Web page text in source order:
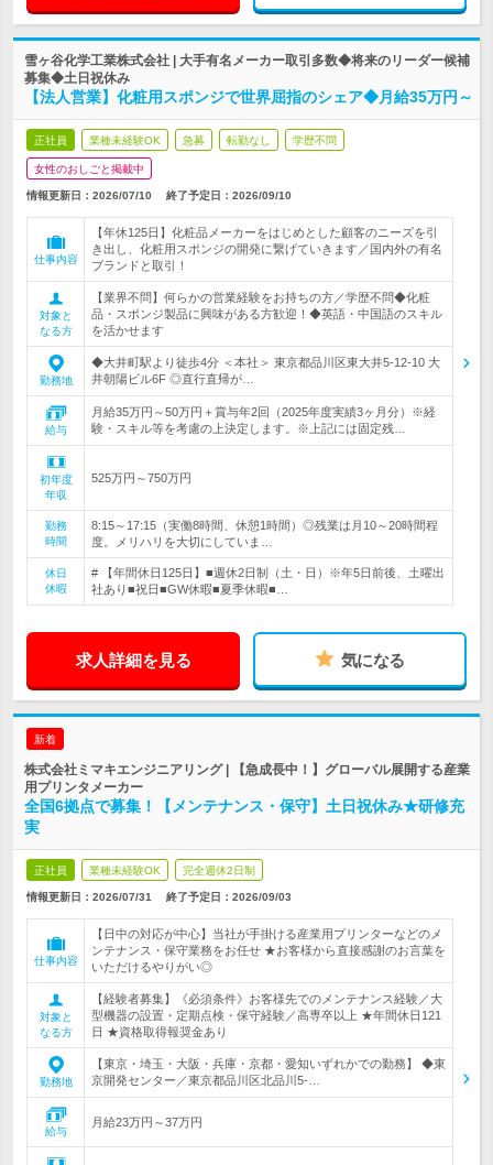
雪ヶ谷化学工業株式会社 | 大手有名メーカー取引多数◆将来のリーダー候補
募集◆土日祝休み
【法人営業】化粧用スポンジで世界屈指のシェア◆月給35万円～
正社員 業種未経験OK 急募 転勤なし 学歴不問
女性のおしごと掲載中
情報更新日：2026/07/10 終了予定日： 2026/09/10
仕事内容
【年休125日】化粧品メーカーをはじめとした顧客のニーズを引
き出し、化粧用スポンジの開発に繋げていきます／国内外の有名
ブランドと取引！
対象と
なる方
【業界不問】何らかの営業経験をお持ちの方／学歴不問◆化粧
品・スポンジ製品に興味がある方歓迎！◆英語・中国語のスキル
を活かせます
勤務地
◆大井町駅より徒歩4分 ＜本社＞ 東京都品川区東大井5-12-10 大
井朝陽ビル6F ◎直行直帰が…
給与
月給35万円～50万円＋賞与年2回（2025年度実績3ヶ月分）※経
験・スキル等を考慮の上決定します。※上記には固定残…
初年度
年収
525万円～750万円
勤務
時間
8:15～17:15（実働8時間、休憩1時間）◎残業は月10～20時間程
度。メリハリを大切にしていま…
休日
休暇
# 【年間休日125日】■週休2日制（土・日）※年5日前後、土曜出
社あり■祝日■GW休暇■夏季休暇■…
求人詳細を見る 気になる
新着
株式会社ミマキエンジニアリング | 【急成長中！】グローバル展開する産業
用プリンタメーカー
全国6拠点で募集！【メンテナンス・保守】土日祝休み★研修充
実
正社員 業種未経験OK 完全週休2日制
情報更新日：2026/07/31 終了予定日： 2026/09/03
仕事内容
【日中の対応が中心】当社が手掛ける産業用プリンターなどのメ
ンテナンス・保守業務をお任せ ★お客様から直接感謝のお言葉を
いただけるやりがい◎
対象と
なる方
【経験者募集】《必須条件》お客様先でのメンテナンス経験／大
型機器の設置・定期点検・保守経験／高専卒以上 ★年間休日121
日 ★資格取得報奨金あり
勤務地
【東京・埼玉・大阪・兵庫・京都・愛知いずれかでの勤務】 ◆東
京開発センター／東京都品川区北品川5-…
給与
月給23万円～37万円